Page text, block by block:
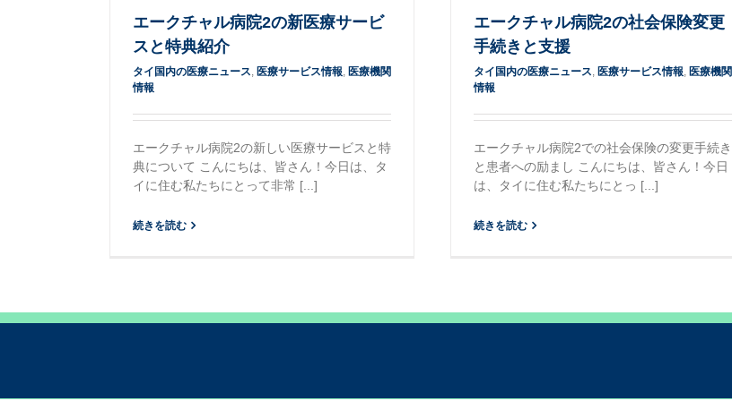
エークチャル病院2の新医療サービ
スと特典紹介
タイ国内の医療ニュース 医療サービス情報 医療機関
情報
エークチャル病院2の新しい医療サービスと特
典について こんにちは、皆さん！今日は、タ
イに住む私たちにとって非常 [...]
続きを読む
エークチャル病院2の社会保険変更
手続きと支援
タイ国内の医療ニュース 医療サービス情報 医療機関
情報
エークチャル病院2での社会保険の変更手続き
と患者への励まし こんにちは、皆さん！今日
は、タイに住む私たちにとっ [...]
続きを読む